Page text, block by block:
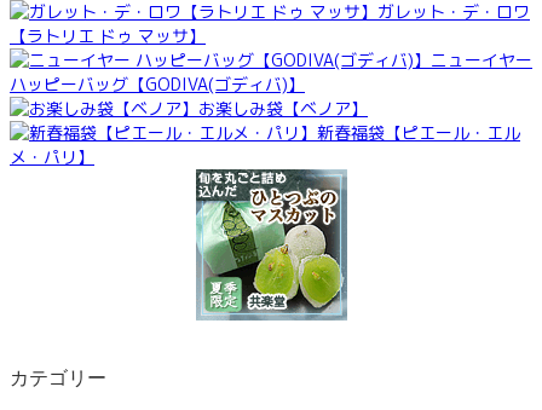
ガレット・デ・ロワ
【ラトリエ ドゥ マッサ】
ニューイヤー
ハッピーバッグ【GODIVA(ゴディバ)】
お楽しみ袋【ベノア】
新春福袋【ピエール・エル
メ・パリ】
カテゴリー